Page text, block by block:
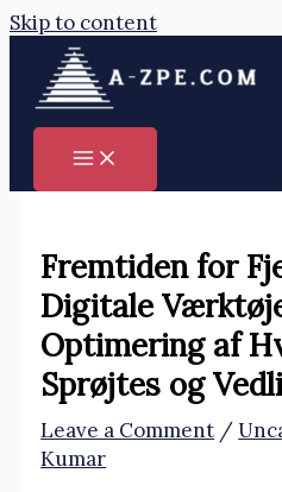
Skip to content
Fremtiden for
Digitale
Optimering af
Sprøjtes og
Leave a Comment /
Kumar